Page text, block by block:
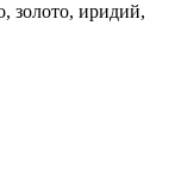
золото, иридий,